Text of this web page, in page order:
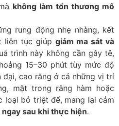
không làm tổn thương mô
rung động nhẹ nhàng, kết
liên tục giúp giảm ma sát và
trình này không cần gây tê,
15–30 phút tùy mức độ
đại, cao răng ở cả những vị trí
mặt trong răng hàm hoặc
loại bỏ triệt để, mang lại cảm
ngay sau khi thực hiện.